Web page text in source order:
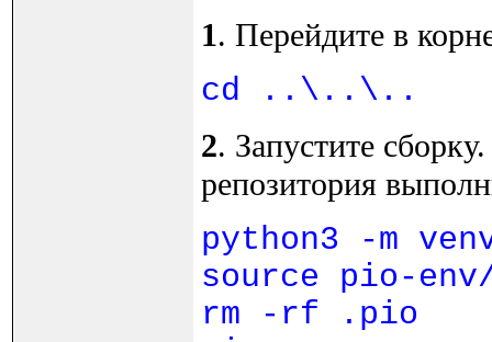
1. Перейдите в
cd ..\..\..
2. Запустите
репозитория
python3 -m
source pio-
rm -rf .pio